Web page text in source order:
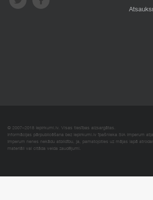
© 2007–2018 Iepirkumi.lv. Visas tiesības aizsargātas.
Informācijas pārpublicēšana bez iepirkumi.lv īpašnieka SIA Imperum
Imperum nenes nekādu atbildību, ja, pamatojoties uz mājas lapā
materiāli vai citāda veida zaudējumi.